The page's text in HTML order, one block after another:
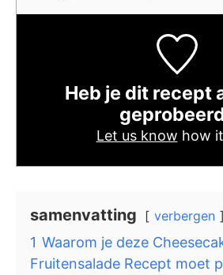
Heb je dit recept
Let us know how
samenvatting verbergen
1 Waarom je deze
Fruitensalade Recept moet